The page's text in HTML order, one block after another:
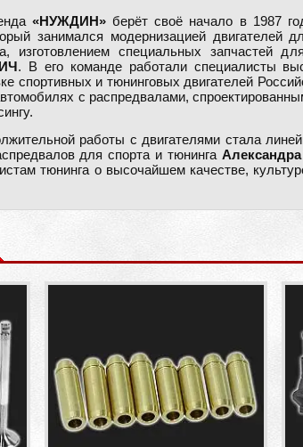
«НУЖДИН» берёт своё начало в 1987
занимался модернизацией двигателей
изготовлением специальных запчастей
. В его команде работали специалисты
спортивных и тюнинговых двигателей
с распредвалами,
работы с двигателями стала
для спорта и тюнинга
тюнинга о высочайшем качестве,